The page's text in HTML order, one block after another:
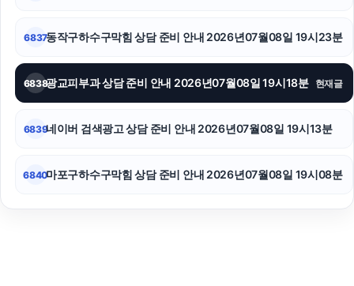
6837동작구하수구막힘 상담 준비 안내 2026년07월08일 19시23분
6838광교피부과 상담 준비 안내 2026년07월08일 19시18분 현재글
6839네이버 검색광고 상담 준비 안내 2026년07월08일 19시13분
6840마포구하수구막힘 상담 준비 안내 2026년07월08일 19시08분